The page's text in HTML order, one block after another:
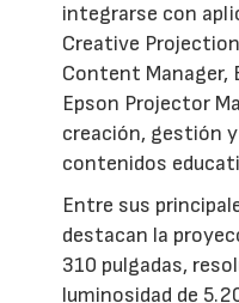
integrarse con
Creative
Content Manager,
Epson Projector
creación, gestión
contenidos
Entre sus
destacan la
310 pulgadas,
luminosidad de